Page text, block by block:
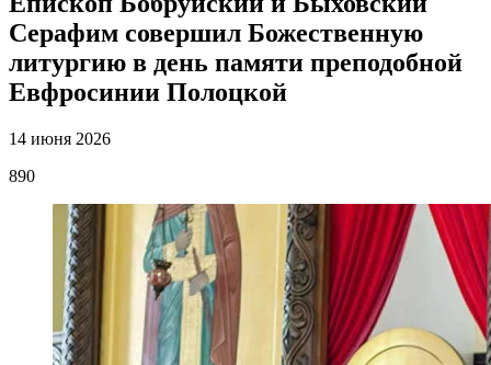
Серафим совершил Божественную
литургию в день памяти преподобной
Евфросинии Полоцкой
14 июня 2026
890